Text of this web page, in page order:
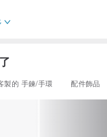
製的 手鍊/手環 配件飾品